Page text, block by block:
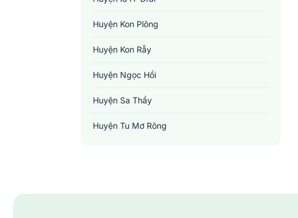
Huyện Kon Plông
Huyện Kon Rẫy
Huyện Ngọc Hồi
Huyện Sa Thầy
Huyện Tu Mơ Rông